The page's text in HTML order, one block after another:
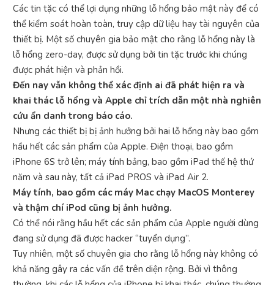
Các tin tặc có thể lợi dụng những lỗ hổng bảo mật này để có
thể kiểm soát hoàn toàn, truy cập dữ liệu hay tài nguyên của
thiết bị. Một số chuyên gia bảo mật cho rằng lỗ hổng này là
lỗ hổng zero-day, được sử dụng bởi tin tặc trước khi chúng
được phát hiện và phản hồi.
Đến nay vẫn không thể xác định ai đã phát hiện ra và
khai thác lỗ hổng và Apple chỉ trích dẫn một nhà nghiên
cứu ẩn danh trong báo cáo.
Nhưng các thiết bị bị ảnh hưởng bởi hai lỗ hổng này bao gồm
hầu hết các sản phẩm của Apple. Điện thoại, bao gồm
iPhone 6S trở lên; máy tính bảng, bao gồm iPad thế hệ thứ
năm và sau này, tất cả iPad PROS và iPad Air 2.
Máy tính, bao gồm các máy Mac chạy MacOS Monterey
và thậm chí iPod cũng bị ảnh hưởng.
Có thể nói rằng hầu hết các sản phẩm của Apple người dùng
đang sử dụng đã được hacker “tuyển dụng”.
Tuy nhiên, một số chuyên gia cho rằng lỗ hổng này không có
khả năng gây ra các vấn đề trên diện rộng. Bởi vì thông